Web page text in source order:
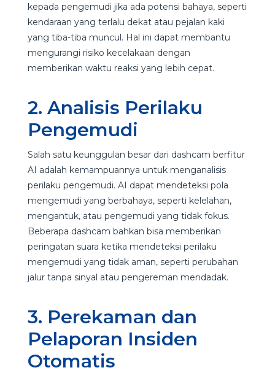
kepada pengemudi jika ada potensi bahaya, seperti
kendaraan yang terlalu dekat atau pejalan kaki
yang tiba-tiba muncul. Hal ini dapat membantu
mengurangi risiko kecelakaan dengan
memberikan waktu reaksi yang lebih cepat.
2. Analisis Perilaku
Pengemudi
Salah satu keunggulan besar dari dashcam berfitur
AI adalah kemampuannya untuk menganalisis
perilaku pengemudi. AI dapat mendeteksi pola
mengemudi yang berbahaya, seperti kelelahan,
mengantuk, atau pengemudi yang tidak fokus.
Beberapa dashcam bahkan bisa memberikan
peringatan suara ketika mendeteksi perilaku
mengemudi yang tidak aman, seperti perubahan
jalur tanpa sinyal atau pengereman mendadak.
3. Perekaman dan
Pelaporan Insiden
Otomatis